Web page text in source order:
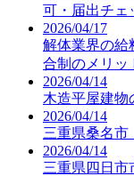
可・届出チェ
2026/04/17
解体業界の給
合制のメリッ
2026/04/14
木造平屋建物
2026/04/14
三重県桑名市
2026/04/14
三重県四日市